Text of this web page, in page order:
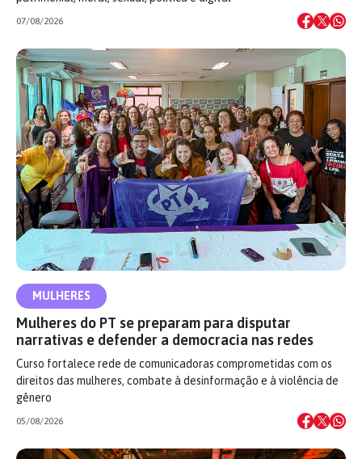
07/08/2026
MULHERES
Mulheres do PT se preparam para disputar
narrativas e defender a democracia nas redes
Curso fortalece rede de comunicadoras comprometidas com os
direitos das mulheres, combate à desinformação e à violência de
gênero
05/08/2026